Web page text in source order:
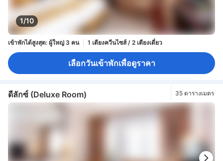
1/10
เข้าพักได้สูงสุด: ผู้ใหญ่ 3 คน 1 เตียงควีนไซส์ / 2 เตียงเดี่ยว
เลือกวันเข้าพักเพื่อดูราคา
ดีลักซ์ (Deluxe Room) 35 ตารางเมตร